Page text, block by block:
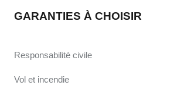
GARANTIES À CHOISIR
Responsabilité civile
Vol et incendie